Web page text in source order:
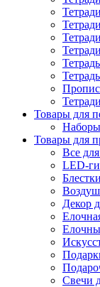
Товары для
Товары для
Все
LED-
Блестки
Декор
Свечи